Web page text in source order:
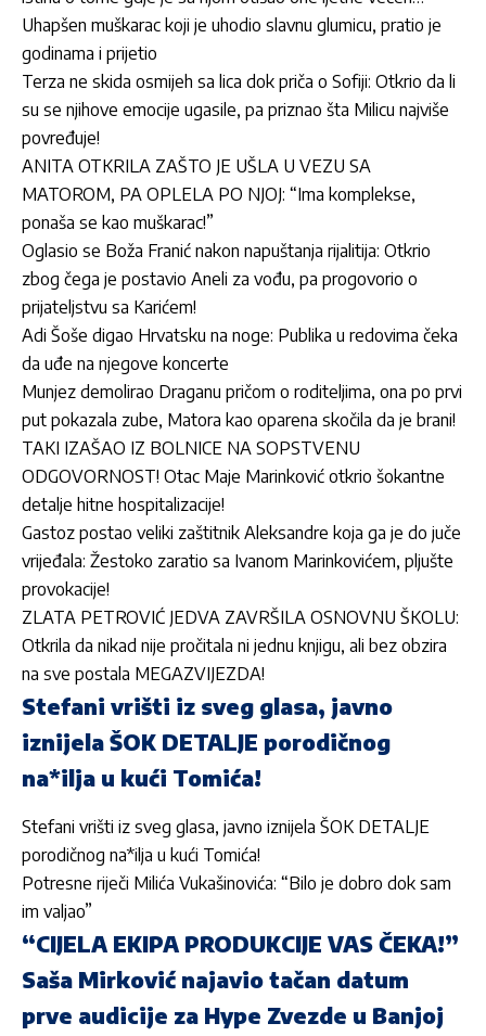
Uhapšen muškarac koji je uhodio slavnu glumicu, pratio je
godinama i prijetio
Terza ne skida osmijeh sa lica dok priča o Sofiji: Otkrio da li
su se njihove emocije ugasile, pa priznao šta Milicu najviše
povređuje!
ANITA OTKRILA ZAŠTO JE UŠLA U VEZU SA
MATOROM, PA OPLELA PO NJOJ: “Ima komplekse,
ponaša se kao muškarac!”
Oglasio se Boža Franić nakon napuštanja rijalitija: Otkrio
zbog čega je postavio Aneli za vođu, pa progovorio o
prijateljstvu sa Karićem!
Adi Šoše digao Hrvatsku na noge: Publika u redovima čeka
da uđe na njegove koncerte
Munjez demolirao Draganu pričom o roditeljima, ona po prvi
put pokazala zube, Matora kao oparena skočila da je brani!
TAKI IZAŠAO IZ BOLNICE NA SOPSTVENU
ODGOVORNOST! Otac Maje Marinković otkrio šokantne
detalje hitne hospitalizacije!
Gastoz postao veliki zaštitnik Aleksandre koja ga je do juče
vrijeđala: Žestoko zaratio sa Ivanom Marinkovićem, pljušte
provokacije!
ZLATA PETROVIĆ JEDVA ZAVRŠILA OSNOVNU ŠKOLU:
Otkrila da nikad nije pročitala ni jednu knjigu, ali bez obzira
na sve postala MEGAZVIJEZDA!
Stefani vrišti iz sveg glasa, javno
iznijela ŠOK DETALJE porodičnog
na*ilja u kući Tomića!
Stefani vrišti iz sveg glasa, javno iznijela ŠOK DETALJE
porodičnog na*ilja u kući Tomića!
Potresne riječi Milića Vukašinovića: “Bilo je dobro dok sam
im valjao”
“CIJELA EKIPA PRODUKCIJE VAS ČEKA!”
Saša Mirković najavio tačan datum
prve audicije za Hype Zvezde u Banjoj